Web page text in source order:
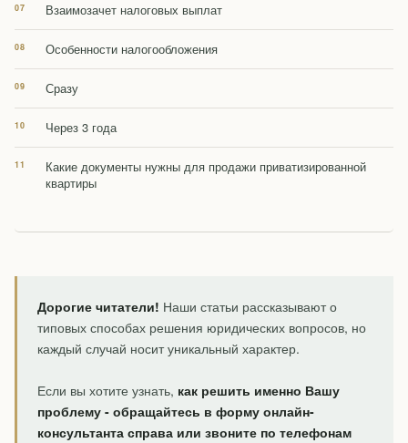
Взаимозачет налоговых выплат
Особенности налогообложения
Сразу
Через 3 года
Какие документы нужны для продажи приватизированной
квартиры
Дорогие читатели! Наши статьи рассказывают о
типовых способах решения юридических вопросов, но
каждый случай носит уникальный характер.
Если вы хотите узнать, как решить именно Вашу
проблему - обращайтесь в форму онлайн-
консультанта справа или звоните по телефонам